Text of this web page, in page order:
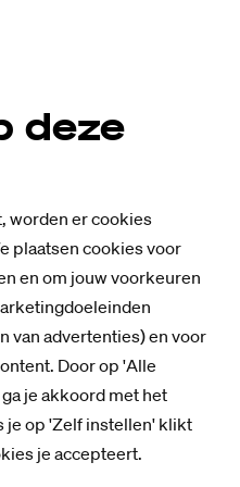
deze
worden er cookies
plaatsen cookies voor
en om jouw voorkeuren
van advertenties) en voor
Door op 'Alle
je akkoord met het
je op 'Zelf instellen' klikt
je accepteert.